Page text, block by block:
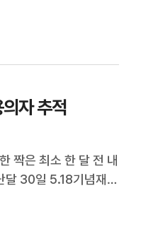
자 추적
짝은 최소 한 달 전 내
달 30일 5.18기념재단
면을 확보하지 못했